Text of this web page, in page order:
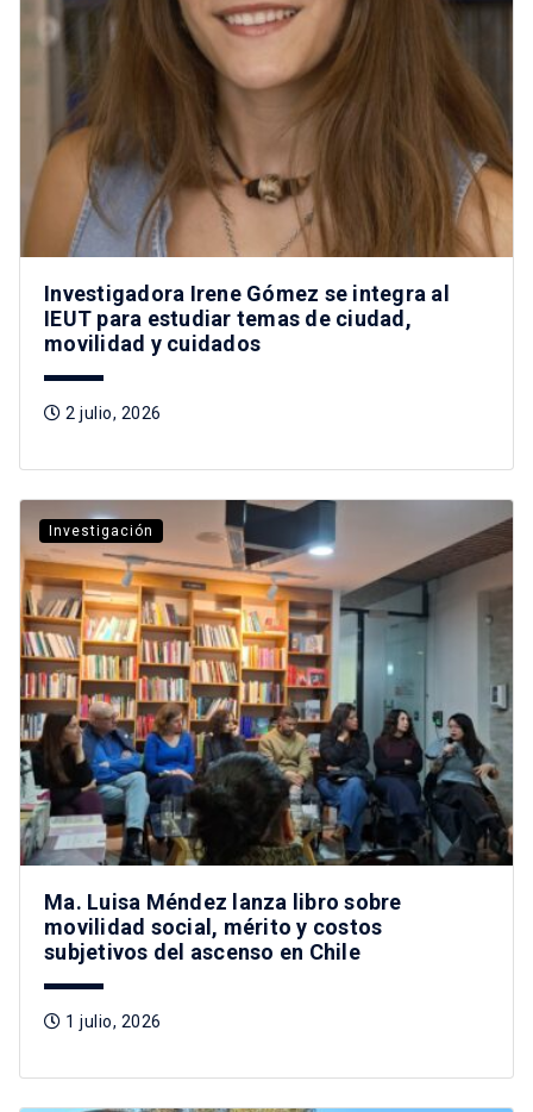
Investigadora Irene Gómez se integra al
IEUT para estudiar temas de ciudad,
movilidad y cuidados
2 julio, 2026
Investigación
Ma. Luisa Méndez lanza libro sobre
movilidad social, mérito y costos
subjetivos del ascenso en Chile
1 julio, 2026